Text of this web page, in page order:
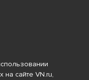
на сайте VN.ru,